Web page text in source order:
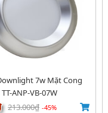
7w Mặt Cong
ANP-VB-07W
213.000₫ -45%